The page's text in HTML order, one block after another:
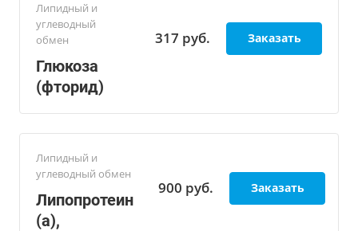
Липидный и
углеводный
обмен
Глюкоза
(фторид)
317 руб. Заказать
Липидный и
углеводный обмен
Липопротеин
(а),
900 руб. Заказать